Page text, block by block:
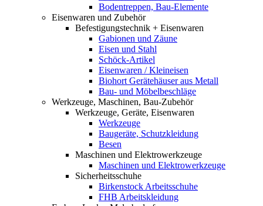
Bodentreppen, Bau-Elemente
Eisenwaren und Zubehör
Befestigungstechnik + Eisenwaren
Gabionen und Zäune
Eisen und Stahl
Schöck-Artikel
Eisenwaren / Kleineisen
Biohort Gerätehäuser aus Metall
Bau- und Möbelbeschläge
Werkzeuge, Maschinen, Bau-Zubehör
Werkzeuge, Geräte, Eisenwaren
Werkzeuge
Baugeräte, Schutzkleidung
Besen
Maschinen und Elektrowerkzeuge
Maschinen und Elektrowerkzeuge
Sicherheitsschuhe
Birkenstock Arbeitsschuhe
FHB Arbeitskleidung